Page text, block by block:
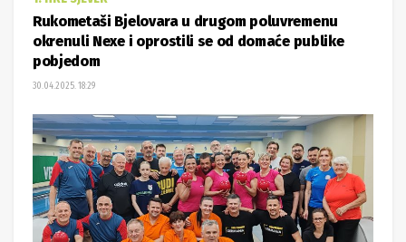
Rukometaši Bjelovara u drugom poluvremenu
okrenuli Nexe i oprostili se od domaće publike
pobjedom
30.04.2025. 18:29